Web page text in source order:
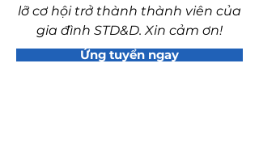
lỡ cơ hội trở thành thành viên của
gia đình STD&D. Xin cảm ơn!
Ứng tuyển ngay